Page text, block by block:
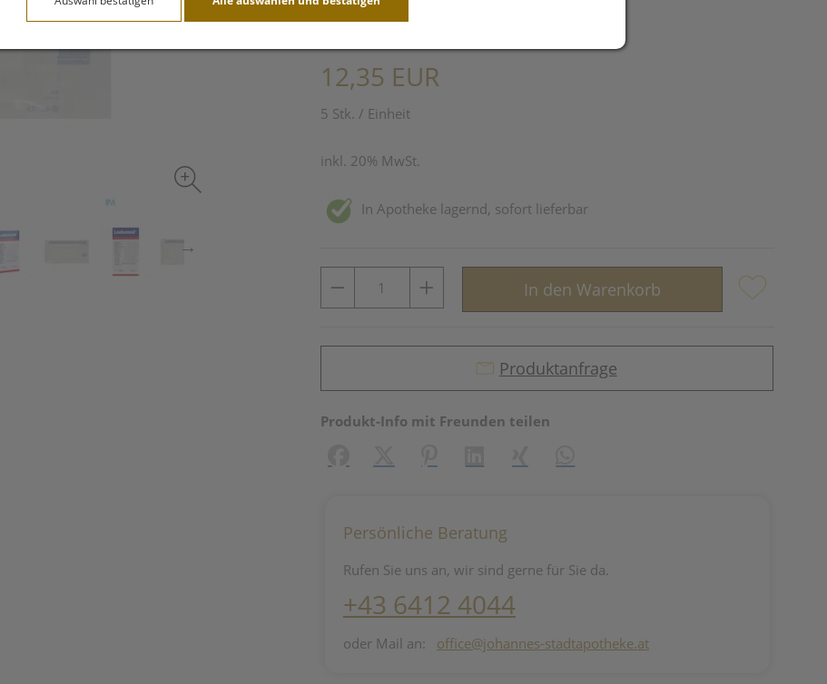
12,35 EUR
5 Stk. / Einheit
inkl. 20% MwSt.
In Apotheke lagernd, sofort lieferbar
In den Warenkorb
Produktanfrage
Produkt-Info mit Freunden teilen
Persönliche Beratung
Rufen Sie uns an, wir sind gerne für Sie da.
+43 6412 4044
oder Mail an: office@johannes-stadtapotheke.at